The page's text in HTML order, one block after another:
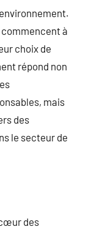
à
choix de
répond non
mais
des
le secteur de
des